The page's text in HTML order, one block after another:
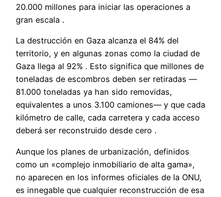
20.000 millones para iniciar las operaciones a
gran escala .
La destrucción en Gaza alcanza el 84% del
territorio, y en algunas zonas como la ciudad de
Gaza llega al 92% . Esto significa que millones de
toneladas de escombros deben ser retiradas —
81.000 toneladas ya han sido removidas,
equivalentes a unos 3.100 camiones— y que cada
kilómetro de calle, cada carretera y cada acceso
deberá ser reconstruido desde cero .
Aunque los planes de urbanización, definidos
como un «complejo inmobiliario de alta gama»,
no aparecen en los informes oficiales de la ONU,
es innegable que cualquier reconstrucción de esa